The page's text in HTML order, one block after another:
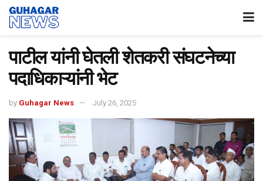
पाटील यांनी घेतली शेतकरी संघटनेच्या
पदाधिकाऱ्यांनी भेट
by Guhagar News July 26, 2025